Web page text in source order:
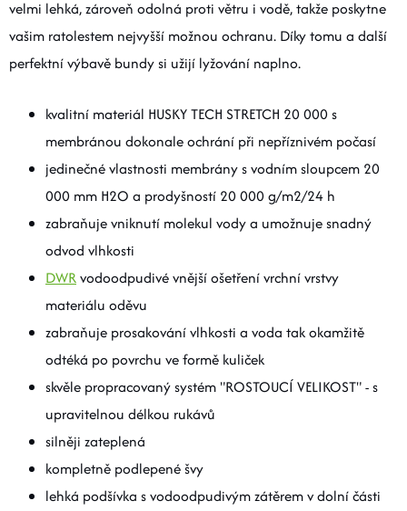
velmi lehká, zároveň odolná proti větru i vodě, takže poskytne
vašim ratolestem nejvyšší možnou ochranu. Díky tomu a další
perfektní výbavě bundy si užijí lyžování naplno.
kvalitní materiál HUSKY TECH STRETCH 20 000 s
membránou dokonale ochrání při nepříznivém počasí
jedinečné vlastnosti membrány s vodním sloupcem 20
000 mm H2O a prodyšností 20 000 g/m2/24 h
zabraňuje vniknutí molekul vody a umožnuje snadný
odvod vlhkosti
DWRvodoodpudivé vnější ošetření vrchní vrstvy
materiálu oděvu
zabraňuje prosakování vlhkosti a voda tak okamžitě
odtéká po povrchu ve formě kuliček
skvěle propracovaný systém "ROSTOUCÍ VELIKOST" - s
upravitelnou délkou rukávů
silněji zateplená
kompletně podlepené švy
lehká podšívka s vodoodpudivým zátěrem v dolní části